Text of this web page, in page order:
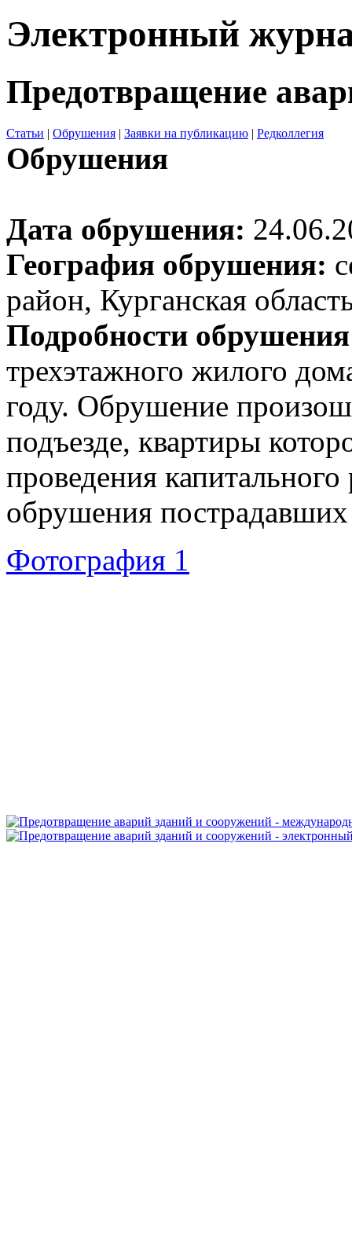
Электронный
Предотвращение
Статьи | Обрушения | Заявки на публикацию | Редколлегия
Обрушения
Дата обрушения:
География обрушения:
район, Курганская
Подробности
трехэтажного жилого
году. Обрушение
подъезде, квартиры
проведения
обрушения пострадавших
Фотография 1